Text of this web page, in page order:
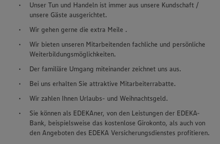
Unser Tun und Handeln ist immer aus unsere Kundschaft /
unsere Gäste ausgerichtet.
Wir gehen gerne die extra Meile .
Wir bieten unseren Mitarbeitenden fachliche und persönliche
Weiterbildungsmöglichkeiten.
Der familiäre Umgang miteinander zeichnet uns aus.
Bei uns erhalten Sie attraktive Mitarbeiterrabatte.
Wir zahlen Ihnen Urlaubs- und Weihnachtsgeld.
Sie können als EDEKAner, von den Leistungen der EDEKA-
Bank, beispielsweise das kostenlose Girokonto, als auch von
den Angeboten des EDEKA Versicherungsdienstes profitieren.